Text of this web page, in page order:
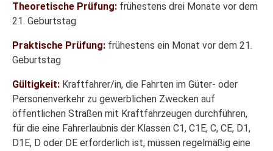
Theoretische Prüfung: frühestens drei Monate vor dem
21. Geburtstag
Praktische Prüfung: frühestens ein Monat vor dem 21.
Geburtstag
Gültigkeit: Kraftfahrer/in, die Fahrten im Güter- oder
Personenverkehr zu gewerblichen Zwecken auf
öffentlichen Straßen mit Kraftfahrzeugen durchführen,
für die eine Fahrerlaubnis der Klassen C1, C1E, C, CE, D1,
D1E, D oder DE erforderlich ist, müssen regelmäßig eine